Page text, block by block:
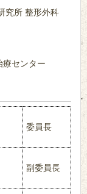
究所 整形外科
療センター
委員長
副委員長